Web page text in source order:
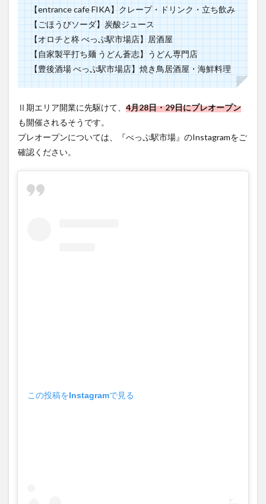
【entrance cafe FIKA】クレープ・ドリンク・立ち飲み
【ごほうびソーダ】炭酸ジュース
【オロチと柊 べっぷ駅市場店】居酒屋
【自家製平打ち麺 うどん蒼志】うどん専門店
【豊後酒場 べっぷ駅市場店】焼き鳥居酒屋・海鮮料理
Ⅱ期エリア開業に先駆けて、 4月28日・29日にプレオープン
も開催されるそうです。
プレオープンについては、『べっぷ駅市場』のInstagramをご
確認ください。
この投稿をInstagramで見る